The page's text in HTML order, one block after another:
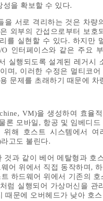
성을 확보할 수 있다.
을 서로 격리하는 것은 차
외부의 간섭으로부터 보
를 실현할 수 있다. 하지만
인터페이스와 같은 주요
실행되도록 설계된 레거시
며, 이러한 수정은 멀티코
문제를 초래하기 때문에
VM)을 생성하여 효율
론 모바일, 항공 및 임베디
위해 호스트 시스템에서
고도 불린다.
것과 같이 베어 메탈형과 호
어 위에서 직접 동작하며,
하드웨어 위에서 기존의
럼 실행되어 가상머신을
때문에 오버헤드가 낮아 호